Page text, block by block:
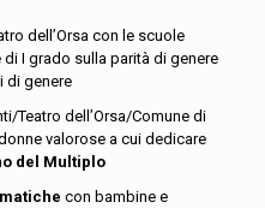
dell’Orsa con le scuole
I grado sulla parità di genere
di genere
Teatro dell’Orsa/Comune di
valorose a cui dedicare
del Multiplo
con bambine e